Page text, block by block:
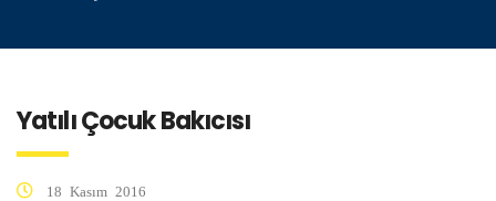
Yatılı Çocuk Bakıcısı
18 Kasım 2016